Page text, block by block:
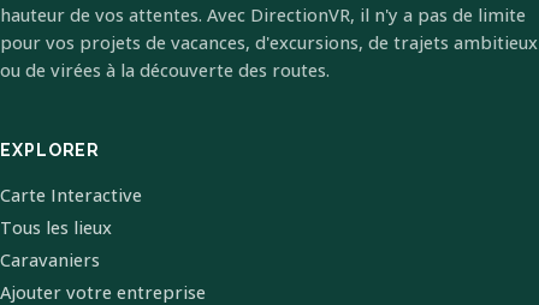
hauteur de vos attentes. Avec DirectionVR, il n'y a pas de limite
pour vos projets de vacances, d'excursions, de trajets ambitieux
ou de virées à la découverte des routes.
EXPLORER
Carte Interactive
Tous les lieux
Caravaniers
Ajouter votre entreprise